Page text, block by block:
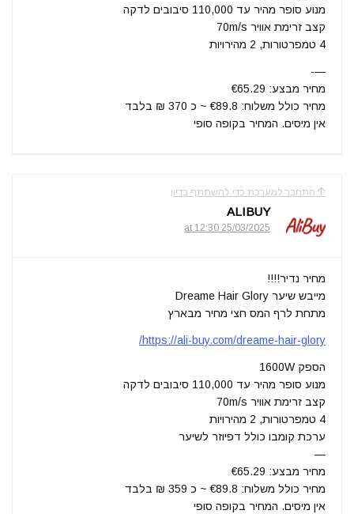
מנוע סופר מהיר עד 110,000 סיבובים לדקה
קצב זרימת אוויר 70m/s
4 טמפרטורות, 2 מהירויות
—-
מחיר מבצע: €65.29
מחיר כולל משלוח: €89.8 ~ כ 370 ₪ בלבד
אין מיסים. המחיר בקופה סופי
התחבר למערכת כדי להשתתף בדיון
ALIBUY
25/03/2025 at 12:30
מחיר נדיר!!!!
מייבש שיער Dreame Hair Glory
מתחת לרף המס חצי מחיר מבארץ
https://ali-buy.com/dreame-hair-glory/
הספק 1600W
מנוע סופר מהיר עד 110,000 סיבובים לדקה
קצב זרימת אוויר 70m/s
4 טמפרטורות, 2 מהירויות
ערכת קומבו כולל דפיוזר לשיער
—
מחיר מבצע: €65.29
מחיר כולל משלוח: €89.8 ~ כ 359 ₪ בלבד
אין מיסים. המחיר בקופה סופי